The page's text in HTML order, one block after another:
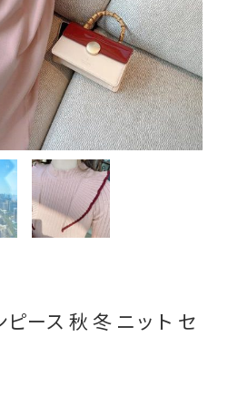
ース 秋 冬 ニット セ